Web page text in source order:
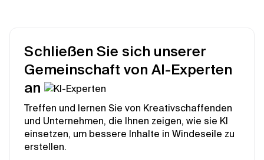
Schließen Sie sich unserer
Gemeinschaft von AI-Experten
an
Treffen und lernen Sie von Kreativschaffenden
und Unternehmen, die Ihnen zeigen, wie sie KI
einsetzen, um bessere Inhalte in Windeseile zu
erstellen.